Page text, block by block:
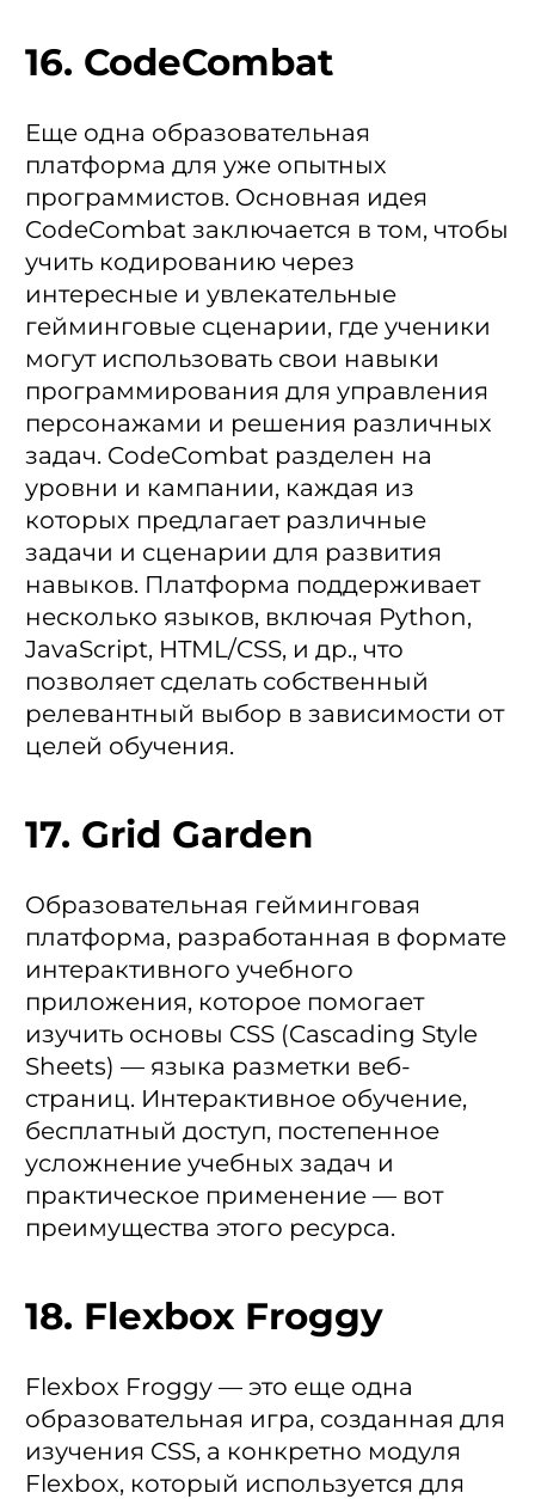
16. CodeCombat
Еще одна образовательная
платформа для уже опытных
программистов. Основная идея
CodeCombat заключается в том, чтобы
учить кодированию через
интересные и увлекательные
гейминговые сценарии, где ученики
могут использовать свои навыки
программирования для управления
персонажами и решения различных
задач. CodeCombat разделен на
уровни и кампании, каждая из
которых предлагает различные
задачи и сценарии для развития
навыков. Платформа поддерживает
несколько языков, включая Python,
JavaScript, HTML/CSS, и др., что
позволяет сделать собственный
релевантный выбор в зависимости от
целей обучения.
17. Grid Garden
Образовательная гейминговая
платформа, разработанная в формате
интерактивного учебного
приложения, которое помогает
изучить основы CSS (Cascading Style
Sheets) — языка разметки веб-
страниц. Интерактивное обучение,
бесплатный доступ, постепенное
усложнение учебных задач и
практическое применение — вот
преимущества этого ресурса.
18. Flexbox Froggy
Flexbox Froggy — это еще одна
образовательная игра, созданная для
изучения CSS, а конкретно модуля
Flexbox, который используется для